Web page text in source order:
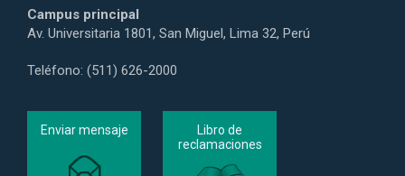
Campus principal
Av. Universitaria 1801, San Miguel, Lima 32, Perú
Teléfono: (511) 626-2000
Enviar mensaje
Libro de
reclamaciones